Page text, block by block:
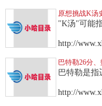
原想挑战K汤
"K汤"可能
http://
巴特勒26分
巴特勒是指
http://